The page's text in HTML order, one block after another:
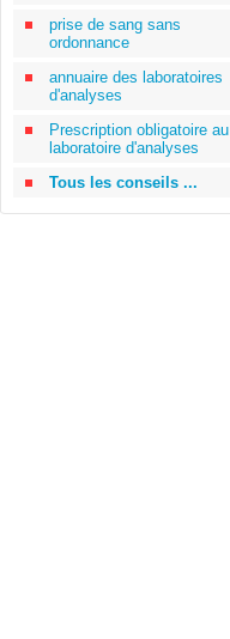
prise de sang sans
ordonnance
annuaire des laboratoires
d'analyses
Prescription obligatoire au
laboratoire d'analyses
Tous les conseils ...